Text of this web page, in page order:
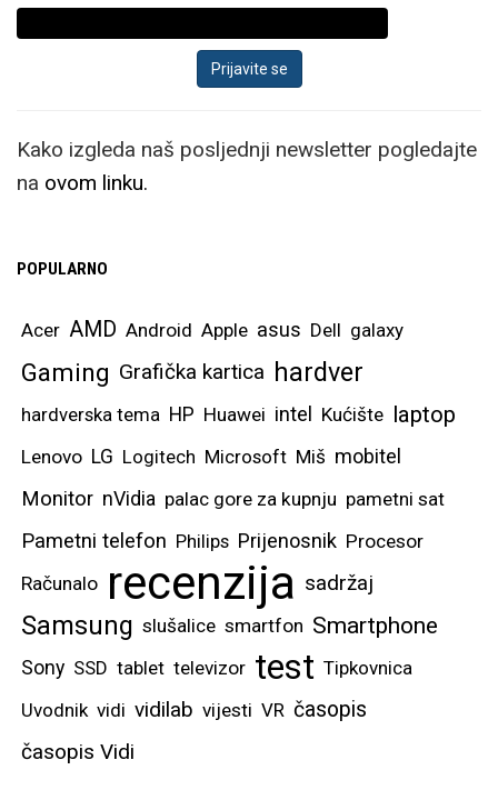
Kako izgleda naš posljednji newsletter pogledajte
na ovom linku.
POPULARNO
Acer AMD Android Apple asus Dell galaxy
Gaming Grafička kartica hardver
hardverska tema HP Huawei intel Kućište laptop
Lenovo LG Logitech Microsoft Miš mobitel
Monitor nVidia palac gore za kupnju pametni sat
Pametni telefon Philips Prijenosnik Procesor
Računalo recenzija sadržaj
Samsung slušalice smartfon Smartphone
Sony SSD tablet televizor test Tipkovnica
Uvodnik vidi vidilab vijesti VR časopis
časopis Vidi